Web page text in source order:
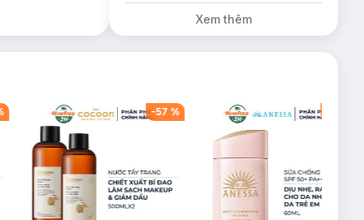
Xem thêm
-57 %